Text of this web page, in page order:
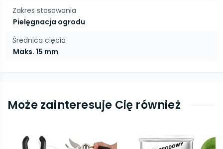
Zakres stosowania
Pielęgnacja ogrodu
Średnica cięcia
Maks. 15 mm
Może zainteresuje Cię również